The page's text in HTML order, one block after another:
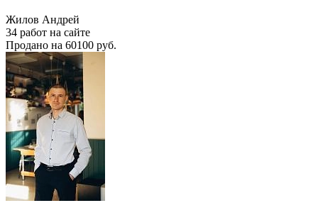
Жилов Андрей
34 работ на сайте
Продано на 60100 руб.